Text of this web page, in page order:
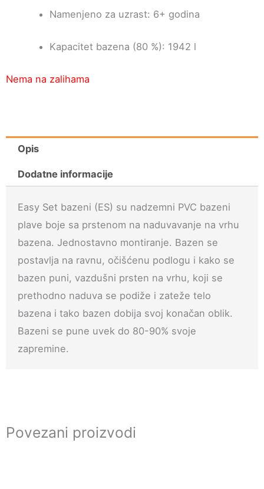
Namenjeno za uzrast: 6+ godina
Kapacitet bazena (80 %): 1942 l
Nema na zalihama
Opis
Dodatne informacije
Easy Set bazeni (ES) su nadzemni PVC bazeni
plave boje sa prstenom na naduvavanje na vrhu
bazena. Jednostavno montiranje. Bazen se
postavlja na ravnu, očišćenu podlogu i kako se
bazen puni, vazdušni prsten na vrhu, koji se
prethodno naduva se podiže i zateže telo
bazena i tako bazen dobija svoj konačan oblik.
Bazeni se pune uvek do 80-90% svoje
zapremine.
Povezani proizvodi